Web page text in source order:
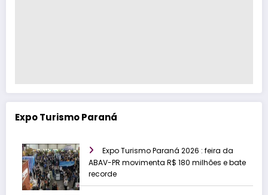
Expo Turismo Paraná
Expo Turismo Paraná 2026 : feira da
ABAV-PR movimenta R$ 180 milhões e bate
recorde